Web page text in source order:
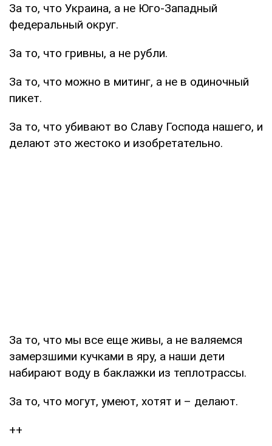
За то, что Украина, а не Юго-Западный
федеральный округ.
За то, что гривны, а не рубли.
За то, что можно в митинг, а не в одиночный
пикет.
За то, что убивают во Славу Господа нашего, и
делают это жестоко и изобретательно.
За то, что мы все еще живы, а не валяемся
замерзшими кучками в яру, а наши дети
набирают воду в баклажки из теплотрассы.
За то, что могут, умеют, хотят и – делают.
++